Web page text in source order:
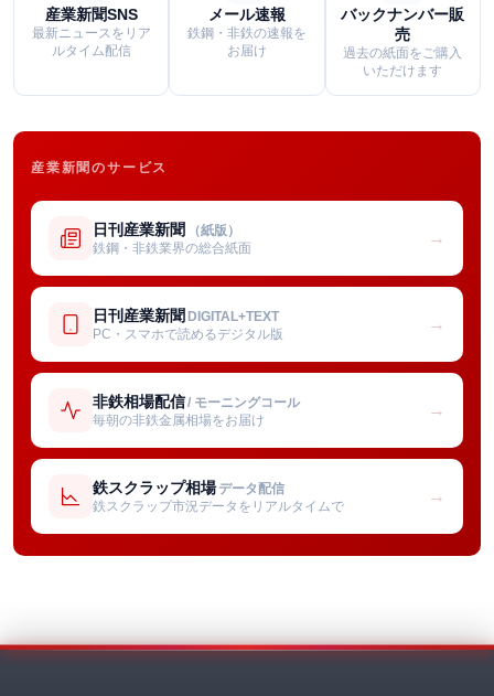
産業新聞SNS
最新ニュースをリア
ルタイム配信
メール速報
鉄鋼・非鉄の速報を
お届け
バックナンバー販
売
過去の紙面をご購入
いただけます
産業新聞のサービス
日刊産業新聞 （紙版）
鉄鋼・非鉄業界の総合紙面
→
日刊産業新聞 DIGITAL+TEXT
PC・スマホで読めるデジタル版
→
非鉄相場配信/ モーニングコール
毎朝の非鉄金属相場をお届け
→
鉄スクラップ相場 データ配信
鉄スクラップ市況データをリアルタイムで
→